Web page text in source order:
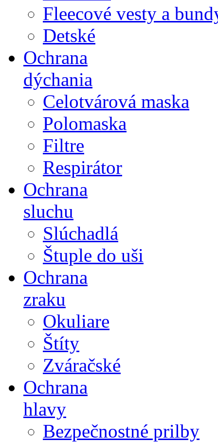
Fleecové vesty a
Detské
Ochrana
dýchania
Celotvárová maska
Polomaska
Filtre
Respirátor
Ochrana
sluchu
Slúchadlá
Štuple do uši
Ochrana
zraku
Okuliare
Štíty
Zváračské
Ochrana
hlavy
Bezpečnostné prilby